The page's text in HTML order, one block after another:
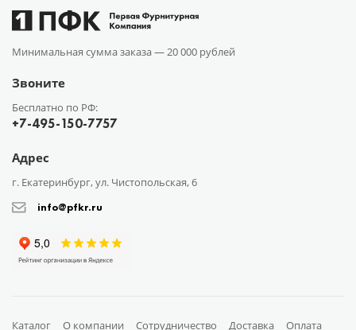
Минимальная сумма заказа —20 000 рублей
Звоните
Бесплатно по РФ:
+7-495-150-7757
Адрес
г. Екатеринбург, ул. Чистопольская, 6
info@pfkr.ru
Каталог О компании Сотрудничество Доставка
Оплата